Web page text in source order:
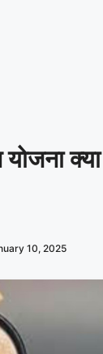
क्या
10, 2025